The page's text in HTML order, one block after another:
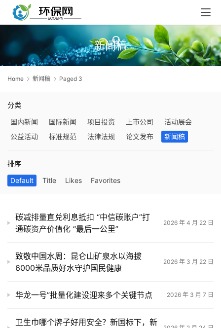
新闻稿
Home 新闻稿 Paged 3
分类
国内新闻
国际新闻 项目投资 上市公司
活动展会
公益活动
标准规范 法律法规 论文发布 新闻稿
排序
Default
Title Likes Favorites
碳减排量直兑利息抵扣 “中信碳账户”打
通碳资产价值化 “最后一公里”
2026 年 4 月 22 日
致敬中国水周：昆仑山矿泉水以海拔
6000米品质好水守护国民健康
2026 年 3 月 22 日
华龙一号”批量化建设迎来多个关键节点 2026 年 3 月 7 日
卫生巾哪个牌子好用安全？新国标下，新